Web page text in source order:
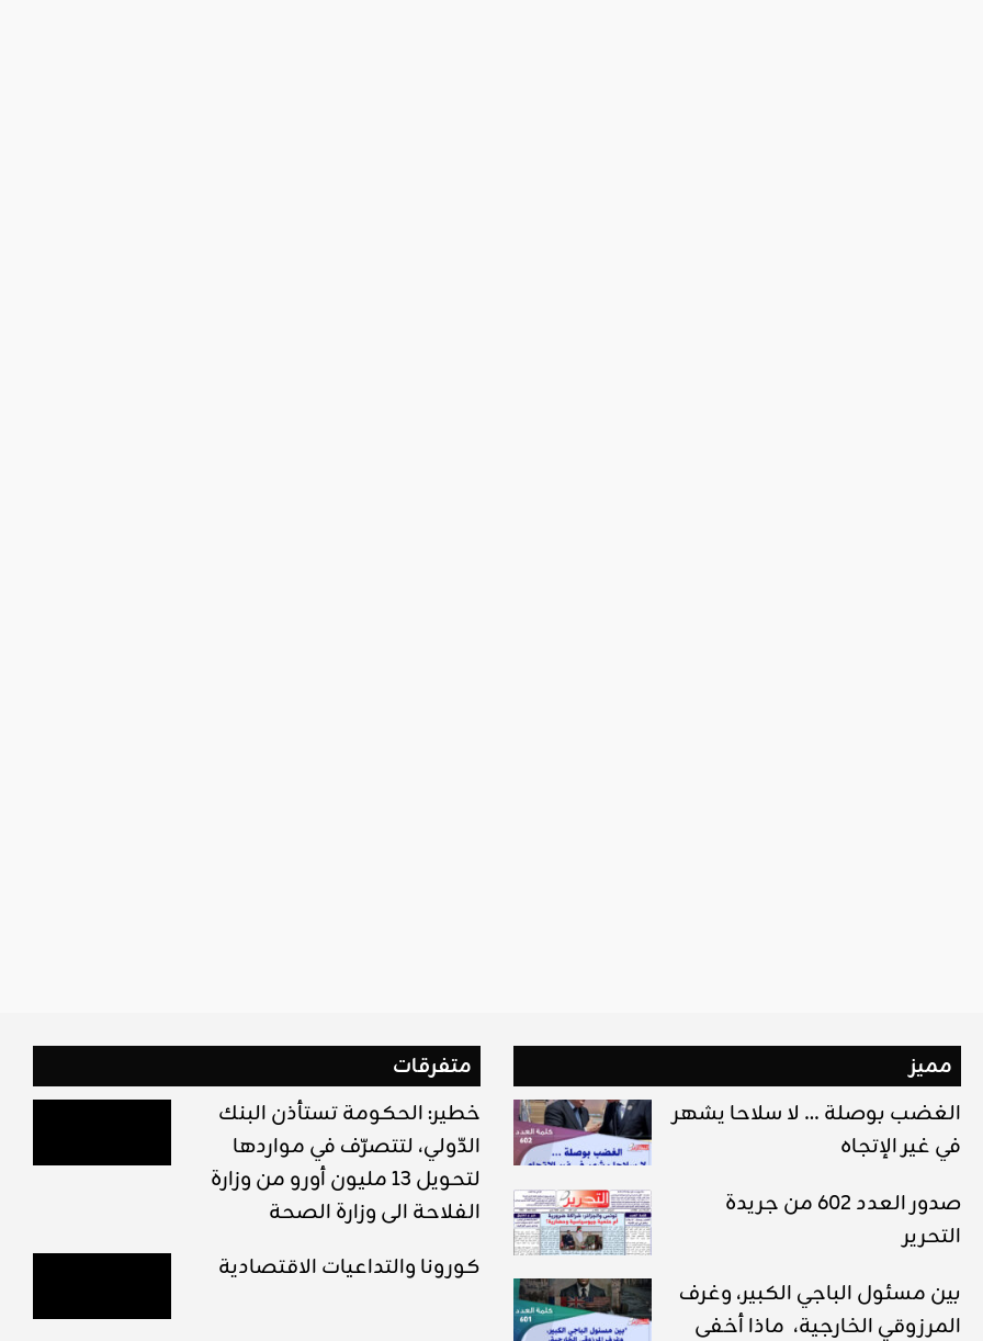
متفرقات
خطير: الحكومة تستأذن البنك
الدّولي، لتتصرّف في مواردها
لتحويل 13 مليون أورو من وزارة
الفلاحة الى وزارة الصحة
كورونا والتداعيات الاقتصادية
مميز
الغضب بوصلة … لا سلاحا يشهر
في غير الإتجاه
صدور العدد 602 من جريدة
التحرير
بين مسئول الباجي الكبير، وغرف
المرزوقي الخارجية، ماذا أخفى